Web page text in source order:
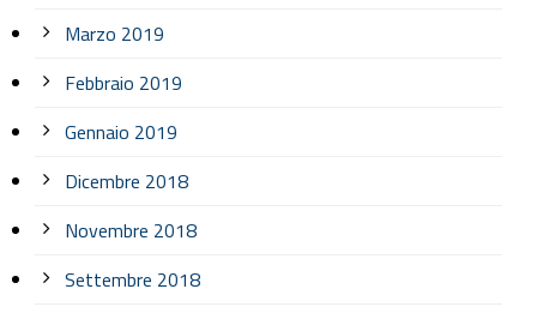
Marzo 2019
Febbraio 2019
Gennaio 2019
Dicembre 2018
Novembre 2018
Settembre 2018